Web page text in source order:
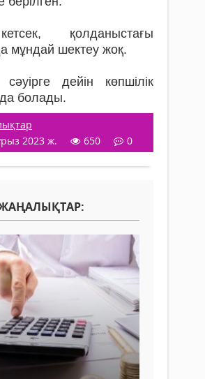
қолданыстағы
мұндай шектеу жоқ.
дейін көпшілік
болады.
2023 ж.
650 0